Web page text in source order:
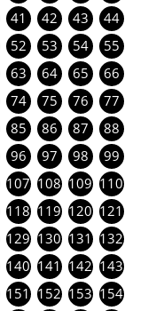
41 42 43
44
52 53 54
55
63 64 65
66
74 75 76
77
85 86 87
88
96 97 98
99
107 108 109 110
118 119 120 121
129 130 131 132
140 141 142 143
151 152 153 154